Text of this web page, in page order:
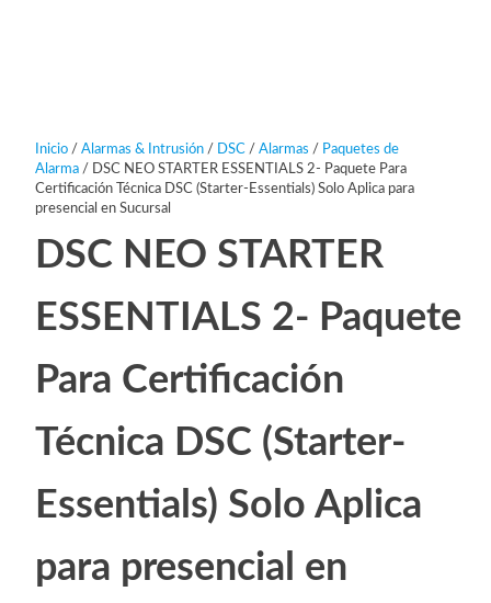
Inicio/ Alarmas & Intrusión/ DSC/ Alarmas / Paquetes de
Alarma/ DSC NEO STARTER ESSENTIALS 2- Paquete Para
Certificación Técnica DSC (Starter-Essentials) Solo Aplica para
presencial en Sucursal
DSC NEO STARTER
ESSENTIALS 2- Paquete
Para Certificación
Técnica DSC (Starter-
Essentials) Solo Aplica
para presencial en